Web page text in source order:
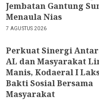
Jembatan Gantung
Menaula Nias
7 AGUSTUS 2026
Perkuat Sinergi
AL dan Masyarakat
Manis, Kodaeral I
Bakti Sosial Bersama
Masyarakat